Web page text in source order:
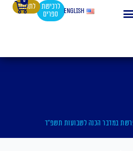
English
לרכישת
ספרים
לתרומה
עגלת
במדבר הכנה לשבועות תשפ"ד